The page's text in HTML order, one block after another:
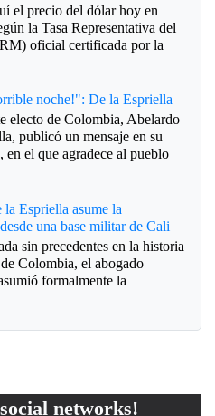
el precio del dólar hoy en
la Tasa Representativa del
oficial certificada por la
noche!": De la Espriella
electo de Colombia, Abelardo
publicó un mensaje en su
en el que agradece al pueblo
la Espriella asume la
una base militar de Cali
sin precedentes en la historia
Colombia, el abogado
formalmente la
networks!